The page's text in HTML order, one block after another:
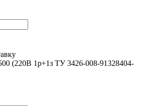
(220В 1р+1з ТУ 3426-008-91328404-